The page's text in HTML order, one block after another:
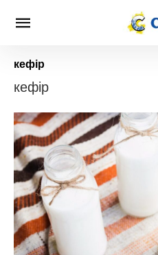
кефір
кефір